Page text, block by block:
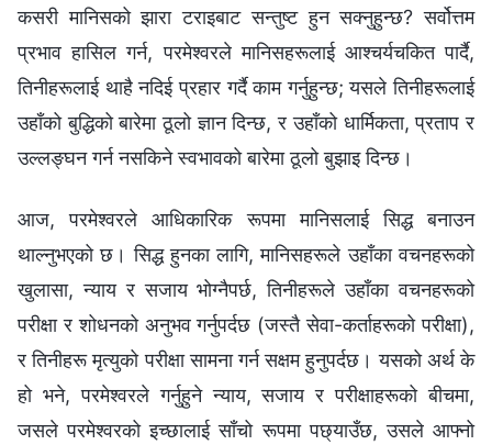
कसरी मानिसको झारा टराइबाट सन्तुष्ट हुन सक्‍नुहुन्छ? सर्वोत्तम
प्रभाव हासिल गर्न, परमेश्‍वरले मानिसहरूलाई आश्चर्यचकित पार्दै,
तिनीहरूलाई थाहै नदिई प्रहार गर्दै काम गर्नुहुन्छ; यसले तिनीहरूलाई
उहाँको बुद्धिको बारेमा ठूलो ज्ञान दिन्छ, र उहाँको धार्मिकता, प्रताप र
उल्‍लङ्घन गर्न नसकिने स्वभावको बारेमा ठूलो बुझाइ दिन्छ।
आज, परमेश्‍वरले आधिकारिक रूपमा मानिसलाई सिद्ध बनाउन
थाल्नुभएको छ। सिद्ध हुनका लागि, मानिसहरूले उहाँका वचनहरूको
खुलासा, न्याय र सजाय भोग्नैपर्छ, तिनीहरूले उहाँका वचनहरूको
परीक्षा र शोधनको अनुभव गर्नुपर्दछ (जस्तै सेवा-कर्ताहरूको परीक्षा),
र तिनीहरू मृत्युको परीक्षा सामना गर्न सक्षम हुनुपर्दछ। यसको अर्थ के
हो भने, परमेश्‍वरले गर्नुहुने न्याय, सजाय र परीक्षाहरूको बीचमा,
जसले परमेश्‍वरको इच्छालाई साँचो रूपमा पछ्याउँछ, उसले आफ्नो